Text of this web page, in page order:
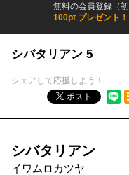
無料の会員登録（
100pt プレゼント！
シバタリアン 5
シェアして応援しよう！
ポスト
シバタリアン
イワムロカツヤ